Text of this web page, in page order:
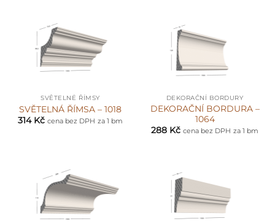
SVĚTELNÉ ŘÍMSY
SVĚTELNÁ ŘÍMSA – 1018
314 Kč cena bez DPH za 1 bm
DEKORAČNÍ BORDURY
DEKORAČNÍ BORDURA –
1064
288 Kč cena bez DPH za 1 bm